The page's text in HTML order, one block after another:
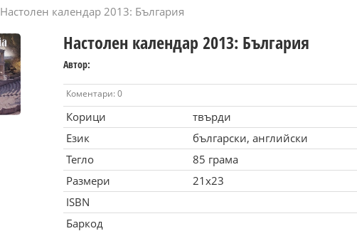
Настолен календар 2013: България
Настолен календар 2013: България
Автор:
Коментари: 0
Корици
твърди
Език
български, английски
Тегло
85 грама
Размери
21x23
ISBN
Баркод